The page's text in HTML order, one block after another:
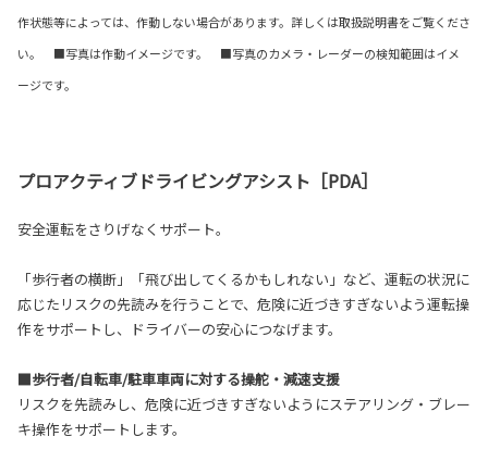
作状態等によっては、作動しない場合があります。詳しくは取扱説明書をご覧くださ
い。 ■写真は作動イメージです。 ■写真のカメラ・レーダーの検知範囲はイメ
ージです。
プロアクティブドライビングアシスト［PDA］
安全運転をさりげなくサポート。
「歩行者の横断」「飛び出してくるかもしれない」など、運転の状況に
応じたリスクの先読みを行うことで、危険に近づきすぎないよう運転操
作をサポートし、ドライバーの安心につなげます。
■歩行者/自転車/駐車車両に対する操舵・減速支援
リスクを先読みし、危険に近づきすぎないようにステアリング・ブレー
キ操作をサポートします。